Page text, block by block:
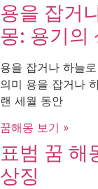
용을 잡거
몽: 용기의
용을 잡거나 하늘
의미 용을 잡거나
랜 세월 동안
꿈해몽 보기 »
표범 꿈 해
상징